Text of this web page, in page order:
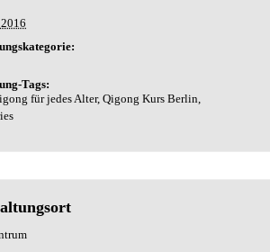
Tags:
für jedes Alter,Qigong Kurs Berlin